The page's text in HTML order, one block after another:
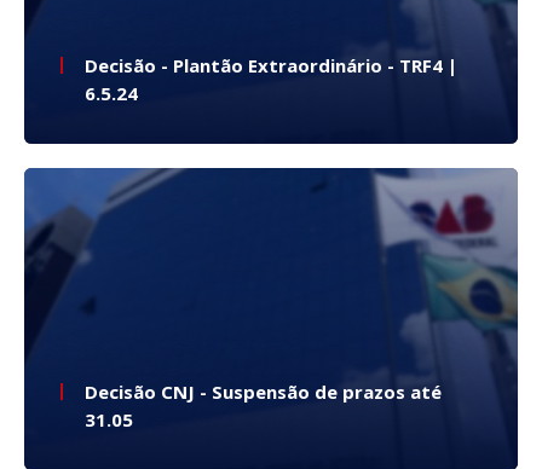
Decisão - Plantão Extraordinário - TRF4 |
6.5.24
Decisão CNJ - Suspensão de prazos até
31.05